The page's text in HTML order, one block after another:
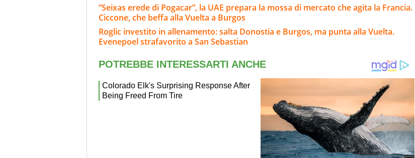
“Seixas erede di Pogacar”, la UAE prepara la mossa di mercato che agita la Francia.
Ciccone, che beffa alla Vuelta a Burgos
Roglic investito in allenamento: salta Donostia e Burgos, ma punta alla Vuelta.
Evenepoel strafavorito a San Sebastian